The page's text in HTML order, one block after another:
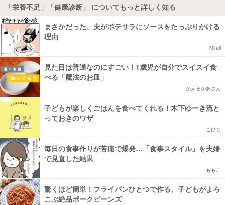
「栄養不足」「健康診断」 についてもっと詳しく知る
まさかだった、夫がポテサラにソースをたっぷりかける
理由
Mirail
見た目は普通なのにすごい！1歳児が自分でスイスイ食
べる「魔法のお皿」
かえるかあさん
子どもが楽しくごはんを食べてくれる！木下ゆーき流と
っておきのワザ
こびと
毎日の食事作りが苦痛で爆発…「食事スタイル」を夫婦
で見直した結果
ももこ
驚くほど簡単！フライパンひとつで作る、子どもがよろ
こぶ絶品ポークビーンズ